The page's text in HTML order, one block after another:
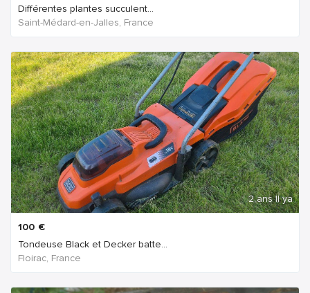
Différentes plantes succulent...
Saint-Médard-en-Jalles, France
2 ans Il ya
100 €
Tondeuse Black et Decker batte...
Floirac, France